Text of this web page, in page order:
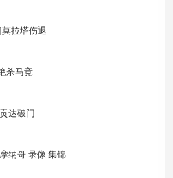
拉塔伤退
杀马竞
达破门
纳哥 录像 集锦